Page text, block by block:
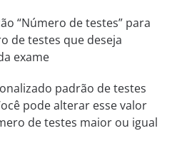
“Número de testes” para
de testes que deseja
exame
padrão de testes
pode alterar esse valor
de testes maior ou igual